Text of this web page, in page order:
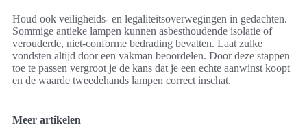
Houd ook veiligheids- en legaliteitsoverwegingen in gedachten.
Sommige antieke lampen kunnen asbesthoudende isolatie of
verouderde, niet-conforme bedrading bevatten. Laat zulke
vondsten altijd door een vakman beoordelen. Door deze stappen
toe te passen vergroot je de kans dat je een echte aanwinst koopt
en de waarde tweedehands lampen correct inschat.
Meer artikelen